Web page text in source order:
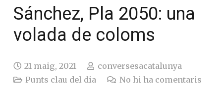
Sánchez, Pla 2050: una
volada de coloms
21 maig, 2021
conversesacatalunya
Punts clau del dia
No hi ha comentaris